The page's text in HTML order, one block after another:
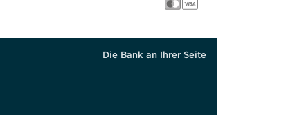
Gera
Zwickau - Scheffelstraße
Die Bank an Ihrer Seite